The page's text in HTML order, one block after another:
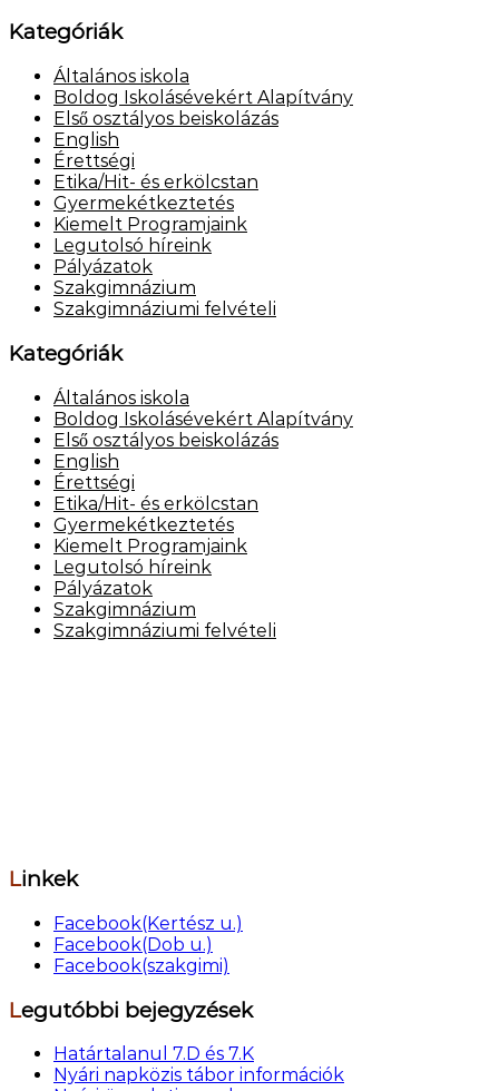
Kategóriák
Általános iskola
Boldog Iskolásévekért Alapítvány
Első osztályos beiskolázás
English
Érettségi
Etika/Hit- és erkölcstan
Gyermekétkeztetés
Kiemelt Programjaink
Legutolsó híreink
Pályázatok
Szakgimnázium
Szakgimnáziumi felvételi
Kategóriák
Általános iskola
Boldog Iskolásévekért Alapítvány
Első osztályos beiskolázás
English
Érettségi
Etika/Hit- és erkölcstan
Gyermekétkeztetés
Kiemelt Programjaink
Legutolsó híreink
Pályázatok
Szakgimnázium
Szakgimnáziumi felvételi
Linkek
Facebook(Kertész u.)
Facebook(Dob u.)
Facebook(szakgimi)
Legutóbbi bejegyzések
Határtalanul 7.D és 7.K
Nyári napközis tábor információk